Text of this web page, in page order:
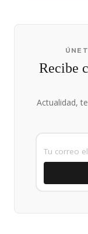
Recibe
Actualidad,